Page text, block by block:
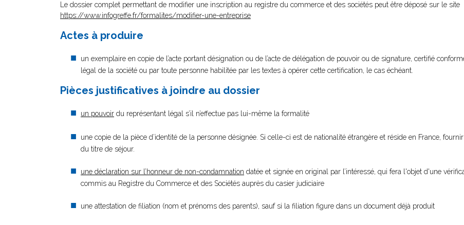
Le dossier complet permettant de modifier une inscription au registre du commerce et des sociétés peut être déposé sur le site
https://www.infogreffe.fr/formalites/modifier-une-entreprise
Actes à produire
un exemplaire en copie de l’acte portant désignation ou de l’acte de délégation de pouvoir ou de signature, certifié
légal de la société ou par toute personne habilitée par les textes à opérer cette certification, le cas échéant.
Pièces justificatives à joindre au dossier
un pouvoir du représentant légal s’il n’effectue pas lui-même la formalité
une copie de la pièce d’identité de la personne désignée. Si celle-ci est de nationalité étrangère et réside en France,
du titre de séjour.
une déclaration sur l’honneur de non-condamnation datée et signée en original par l’intéressé, qui fera l'objet d'une
commis au Registre du Commerce et des Sociétés auprès du casier judiciaire
une attestation de filiation (nom et prénoms des parents), sauf si la filiation figure dans un document déjà produit